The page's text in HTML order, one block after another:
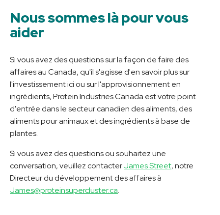
Nous sommes là pour vous
aider
Si vous avez des questions sur la façon de faire des
affaires au Canada, qu'il s'agisse d'en savoir plus sur
l'investissement ici ou sur l'approvisionnement en
ingrédients, Protein Industries Canada est votre point
d'entrée dans le secteur canadien des aliments, des
aliments pour animaux et des ingrédients à base de
plantes.
Si vous avez des questions ou souhaitez une
conversation, veuillez contacterJames Street, notre
Directeur du développement des affaires à
James@proteinsupercluster.ca.